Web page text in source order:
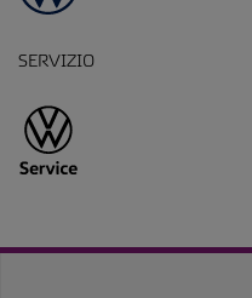
SERVIZIO